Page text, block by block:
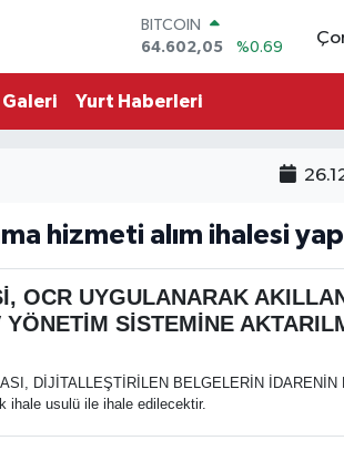
BITCOIN
64.602,05
%0.69
DOLAR
47,6006
6513.94
%0.32
BİST100
13.768
%48
Yurt Haberleri
hizmeti alım ihalesi
OCR UYGULANARAK
SİSTEMİNE
DİJİTALLEŞTİRİLEN BELGELERİN İDARENİN
ihale usulü ile ihale edilecektir.